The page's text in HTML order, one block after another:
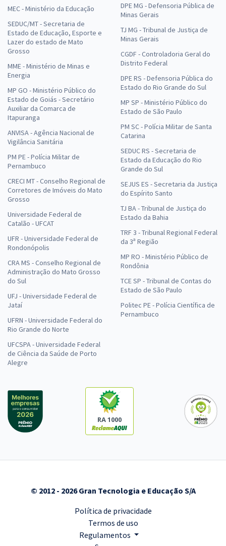
MEC - Ministério da Educação
SEDUC/MT - Secretaria de
Estado de Educação, Esporte e
Lazer do estado de Mato
Grosso
MME - Ministério de Minas e
Energia
MP GO - Ministério Público do
Estado de Goiás - Secretário
Auxiliar da Comarca de
Itapuranga
ANVISA - Agência Nacional de
Vigilância Sanitária
PM PE - Polícia Militar de
Pernambuco
CRECI MT - Conselho Regional de
Corretores de Imóveis do Mato
Grosso
Universidade Federal de
Catalão - UFCAT
UFR - Universidade Federal de
Rondonópolis
CRA MS - Conselho Regional de
Administração do Mato Grosso
do Sul
UFJ - Universidade Federal de
Jataí
UFRN - Universidade Federal do
Rio Grande do Norte
UFCSPA - Universidade Federal
de Ciência da Saúde de Porto
Alegre
DPE MG - Defensoria Pública de
Minas Gerais
TJ MG - Tribunal de Justiça de
Minas Gerais
CGDF - Controladoria Geral do
Distrito Federal
DPE RS - Defensoria Pública do
Estado do Rio Grande do Sul
MP SP - Ministério Público do
Estado de São Paulo
PM SC - Polícia Militar de Santa
Catarina
SEDUC RS - Secretaria de
Estado da Educação do Rio
Grande do Sul
SEJUS ES - Secretaria da Justiça
do Espírito Santo
TJ BA - Tribunal de Justiça do
Estado da Bahia
TRF 3 - Tribunal Regional Federal
da 3ª Região
MP RO - Ministério Público de
Rondônia
TCE SP - Tribunal de Contas do
Estado de São Paulo
Politec PE - Polícia Científica de
Pernambuco
RA 1000
© 2012 - 2026 Gran Tecnologia e Educação S/A
Política de privacidade
Termos de uso
Regulamentos